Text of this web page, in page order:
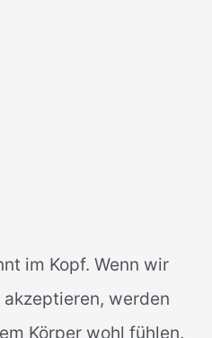
im Kopf. Wenn wir
werden
Körper wohl fühlen.